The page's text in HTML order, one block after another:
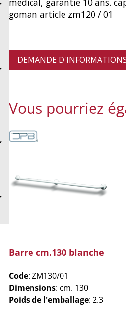
medical, garantie 10 ans.
goman article zm120 / 01
DEMANDE
Vous pourriez
Barre cm.130 blanche
Code: ZM130/01
Dimensions: cm. 130
Poids de l'emballage: 2.3